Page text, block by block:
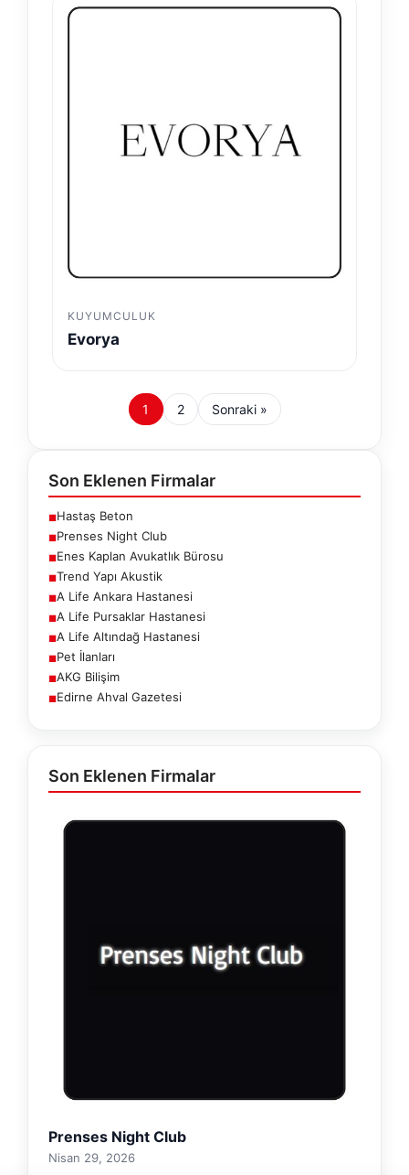
KUYUMCULUK
Evorya
1 2 Sonraki »
Son Eklenen Firmalar
■Hastaş Beton
■Prenses Night Club
■Enes Kaplan Avukatlık Bürosu
■Trend Yapı Akustik
■A Life Ankara Hastanesi
■A Life Pursaklar Hastanesi
■A Life Altındağ Hastanesi
■Pet İlanları
■AKG Bilişim
■Edirne Ahval Gazetesi
Son Eklenen Firmalar
Prenses Night Club
Nisan 29, 2026